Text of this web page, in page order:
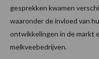
gesprekken kwamen
waaronder de invloed van
ontwikkelingen in de markt
melkveebedrijven.